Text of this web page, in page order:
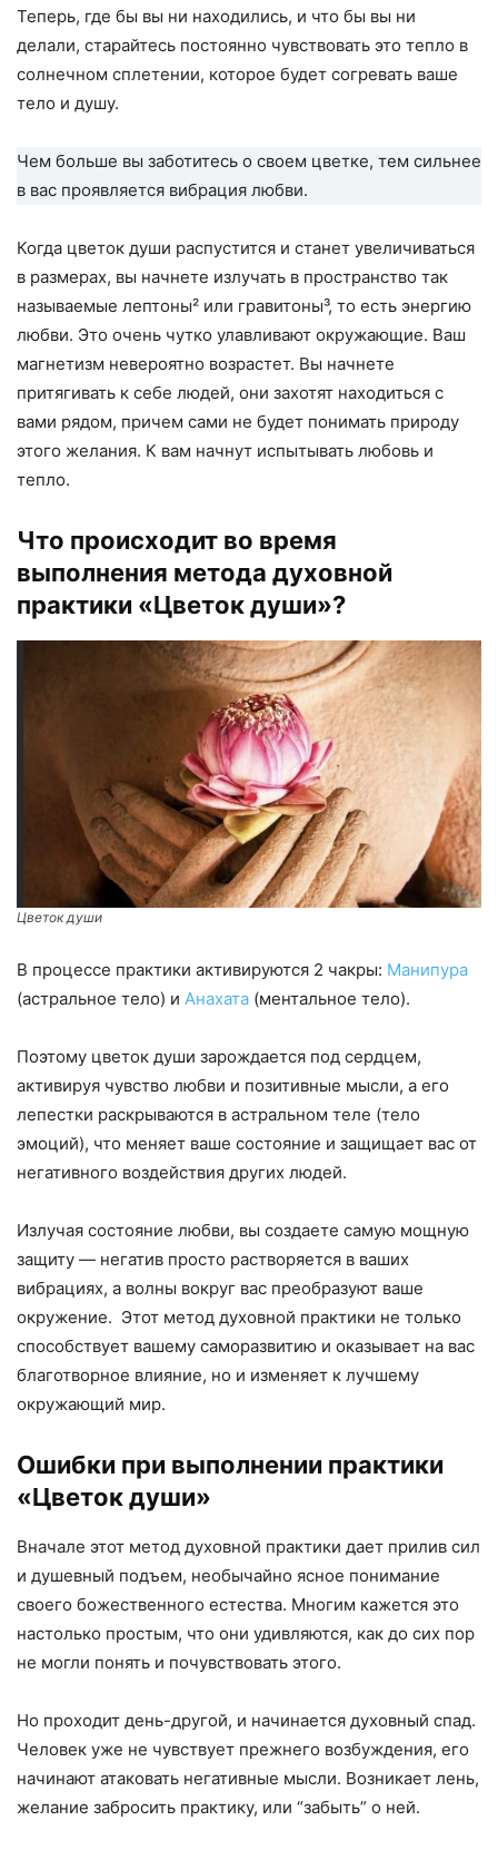
Теперь, где бы вы ни находились, и что бы вы ни
делали, старайтесь постоянно чувствовать это тепло в
солнечном сплетении, которое будет согревать ваше
тело и душу.
Чем больше вы забо­титесь о своем цветке, тем сильнее
в вас проявляется вибрация любви.
Когда цветок души распустится и станет уве­личиваться
в размерах, вы начнете излучать в пространство так
называемые лептоны² или гравитоны³, то есть энергию
любви. Это очень чутко улавливают окружающие. Ваш
магнетизм невероятно возрастет. Вы начнете
притягивать к себе людей, они захотят находиться с
вами рядом, причем сами не будет понимать природу
этого желания. К вам начнут испытывать любовь и
тепло.
Что происходит во время
выполнения метода духовной
практики «Цветок души»?
Цветок души
В процессе практики активируются 2 чакры: Манипура
(астральное тело) и Анахата (ментальное тело).
Поэтому цветок души зарождается под сердцем,
активируя чувство любви и позитивные мысли, а его
лепестки раскрываются в астральном теле (тело
эмоций), что меняет ваше состояние и за­щи­щает вас от
негативного воздействия других людей.
Излучая состояние любви, вы создаете самую мощную
защиту — негатив просто растворяется в ваших
вибрациях, а волны вокруг вас преобразуют ваше
окружение. Этот метод духовной практики не только
способствует вашему саморазвитию и оказывает на вас
благотворное влияние, но и изменяет к лучшему
окружающий мир.
Ошибки при выполнении практики
«Цветок души»
Вначале этот метод духовной практики дает прилив сил
и душевный подъем, необычайно ясное понимание
своего божественного естества. Многим кажется это
настолько простым, что они удивляются, как до сих пор
не могли понять и почувствовать этого.
Но проходит день-другой, и начинается духовный спад.
Человек уже не чувствует прежнего возбуждения, его
начинают атаковать негативные мысли. Возникает лень,
желание забросить практику, или “забыть” о ней.